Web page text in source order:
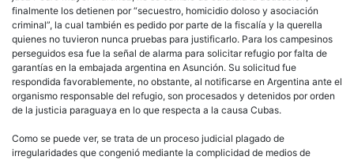
finalmente los detienen por “secuestro, homicidio doloso y asociación
criminal”, la cual también es pedido por parte de la fiscalía y la querella
quienes no tuvieron nunca pruebas para justificarlo. Para los campesinos
perseguidos esa fue la señal de alarma para solicitar refugio por falta de
garantías en la embajada argentina en Asunción. Su solicitud fue
respondida favorablemente, no obstante, al notificarse en Argentina ante el
organismo responsable del refugio, son procesados y detenidos por orden
de la justicia paraguaya en lo que respecta a la causa Cubas.
Como se puede ver, se trata de un proceso judicial plagado de
irregularidades que congenió mediante la complicidad de medios de